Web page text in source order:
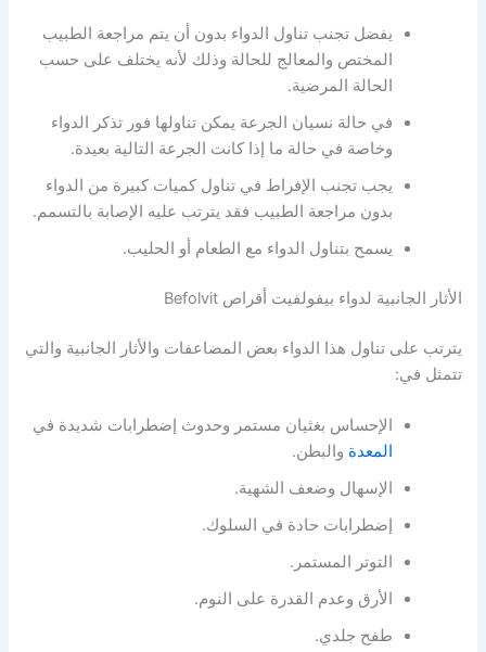
يفضل تجنب تناول الدواء بدون أن يتم مراجعة الطبيب
المختص والمعالج للحالة وذلك لأنه يختلف على حسب
الحالة المرضية.
في حالة نسيان الجرعة يمكن تناولها فور تذكر الدواء
وخاصة في حالة ما إذا كانت الجرعة التالية بعيدة.
يجب تجنب الإفراط في تناول كميات كبيرة من الدواء
بدون مراجعة الطبيب فقد يترتب عليه الإصابة بالتسمم.
يسمح بتناول الدواء مع الطعام أو الحليب.
الأثار الجانبية لدواء بيفولفيت أقراص Befolvit
يترتب على تناول هذا الدواء بعض المضاعفات والأثار الجانبية والتي
تتمثل في:
الإحساس بغثيان مستمر وحدوث إضطرابات شديدة في
المعدة والبطن.
الإسهال وضعف الشهية.
إضطرابات حادة في السلوك.
التوتر المستمر.
الأرق وعدم القدرة على النوم.
طفح جلدي.